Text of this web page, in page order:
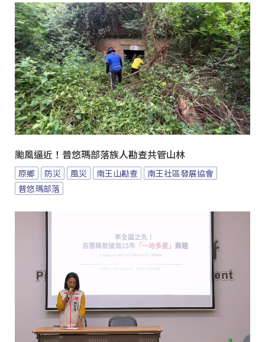
颱風逼近！普悠瑪部落族人勘查共管山林
原鄉 防災 風災 南王山勘查
南王社區發展協會
普悠瑪部落